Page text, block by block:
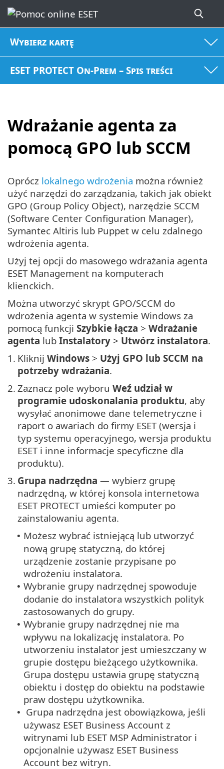
Wybierz kartę
ESET PROTECT On-Prem – Spis treści
Wdrażanie agenta za
pomocą GPO lub SCCM
Oprócz lokalnego wdrożenia można również
użyć narzędzi do zarządzania, takich jak obiekt
GPO (Group Policy Object), narzędzie SCCM
(Software Center Configuration Manager),
Symantec Altiris lub Puppet w celu zdalnego
wdrożenia agenta.
Użyj tej opcji do masowego wdrażania agenta
ESET Management na komputerach
klienckich.
Można utworzyć skrypt GPO/SCCM do
wdrożenia agenta w systemie Windows za
pomocą funkcji Szybkie łącza > Wdrażanie
agenta lub Instalatory > Utwórz instalatora.
1. Kliknij Windows > Użyj GPO lub SCCM na
potrzeby wdrażania.
2. Zaznacz pole wyboru Weź udział w
programie udoskonalania produktu, aby
wysyłać anonimowe dane telemetryczne i
raport o awariach do firmy ESET (wersja i
typ systemu operacyjnego, wersja produktu
ESET i inne informacje specyficzne dla
produktu).
3. Grupa nadrzędna — wybierz grupę
nadrzędną, w której konsola internetowa
ESET PROTECT umieści komputer po
zainstalowaniu agenta.
• Możesz wybrać istniejącą lub utworzyć
nową grupę statyczną, do której
urządzenie zostanie przypisane po
wdrożeniu instalatora.
• Wybranie grupy nadrzędnej spowoduje
dodanie do instalatora wszystkich polityk
zastosowanych do grupy.
• Wybranie grupy nadrzędnej nie ma
wpływu na lokalizację instalatora. Po
utworzeniu instalator jest umieszczany w
grupie dostępu bieżącego użytkownika.
Grupa dostępu ustawia grupę statyczną
obiektu i dostęp do obiektu na podstawie
praw dostępu użytkownika.
•
Grupa nadrzędna jest obowiązkowa, jeśli
używasz ESET Business Account z
witrynami lub ESET MSP Administrator i
opcjonalnie używasz ESET Business
Account bez witryn.